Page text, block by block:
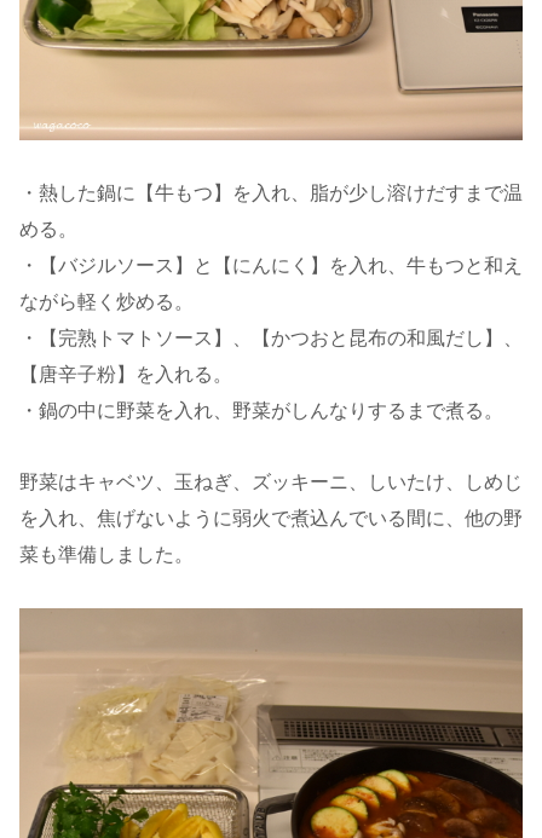
・熱した鍋に【牛もつ】を入れ、脂が少し溶けだすまで温
める。
・【バジルソース】と【にんにく】を入れ、牛もつと和え
ながら軽く炒める。
・【完熟トマトソース】、【かつおと昆布の和風だし】、
【唐辛子粉】を入れる。
・鍋の中に野菜を入れ、野菜がしんなりするまで煮る。
野菜はキャベツ、玉ねぎ、ズッキーニ、しいたけ、しめじ
を入れ、焦げないように弱火で煮込んでいる間に、他の野
菜も準備しました。